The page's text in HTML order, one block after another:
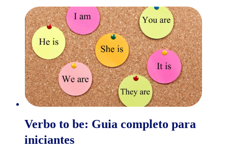
Verbo to be: Guia completo para
iniciantes